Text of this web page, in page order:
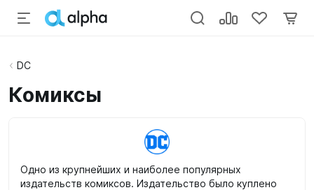
DC
Комиксы
Одно из крупнейших и наиболее популярных
издательств комиксов. Издательство было куплено